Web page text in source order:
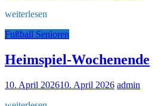
weiterlesen
Fußball Senioren
Heimspiel-Wochenende
10. April 202610. April 2026 admin